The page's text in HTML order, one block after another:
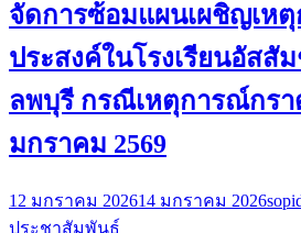
จัดการซ้อมแผนเผชิญเห
ประสงค์ในโรงเรียนอัส
ลพบุรี กรณีเหตุการณ์กรา
มกราคม 2569
12 มกราคม 202614 มกราคม 2026
ประชาสัมพันธ์